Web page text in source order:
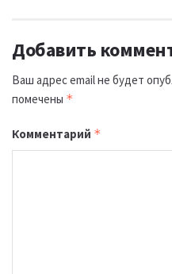
Добавить
Ваш адрес email не будет
помечены *
Комментарий *